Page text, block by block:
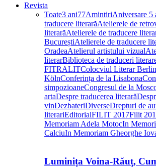
Revista
Toate3 ani77AmintiriAniversare 5
traducere literarăAtelierele de
literarăAtelierele de traducere
BucureștiAtelierele de traducere
OradeaAtelierul artistului vizual
literarBiblioteca de traduceri
FITRALITColocviul Literar Berlin
KölnConferința de la Lisabona
simpozioaneCongresul de la
artaDespre traducerea literară
vinDezbateriDiverseDrepturi de
literariEditorialFILIT 2017Filit
Memoriam Adela MotocIn
CalciuIn Memoriam Gheorghe
Luminița Voina-Răuț,